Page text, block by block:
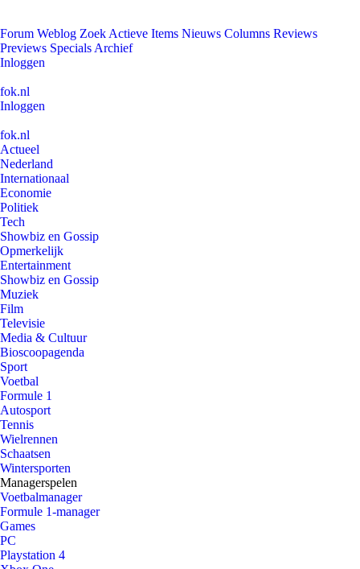
Forum Weblog Zoek Actieve Items Nieuws Columns Reviews
Previews Specials Archief
Inloggen
fok.nl
Inloggen
fok.nl
Actueel
Nederland
Internationaal
Economie
Politiek
Tech
Showbiz en Gossip
Opmerkelijk
Entertainment
Showbiz en Gossip
Muziek
Film
Televisie
Media & Cultuur
Bioscoopagenda
Sport
Voetbal
Formule 1
Autosport
Tennis
Wielrennen
Schaatsen
Wintersporten
Managerspelen
Voetbalmanager
Formule 1-manager
Games
PC
Playstation 4